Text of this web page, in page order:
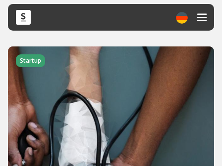
Startup